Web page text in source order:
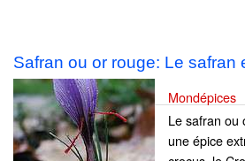
Safran ou or rouge: Le safran
Mondépices
Le safran ou
une épice